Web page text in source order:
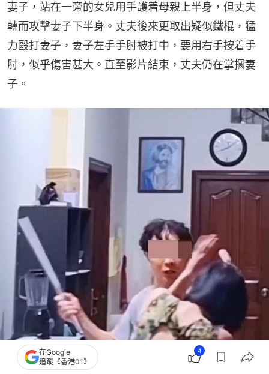
妻子，站在一旁的女兒用手護着母親上半身，但丈夫
轉而攻擊妻子下半身。丈夫後來更取出疑似鐵棍，猛
力毆打妻子，妻子左手手肘被打中，要用右手按着手
肘，似乎傷害甚大。直至影片結束，丈夫仍在掌摑妻
子。
在Google
追蹤《香港01》
4